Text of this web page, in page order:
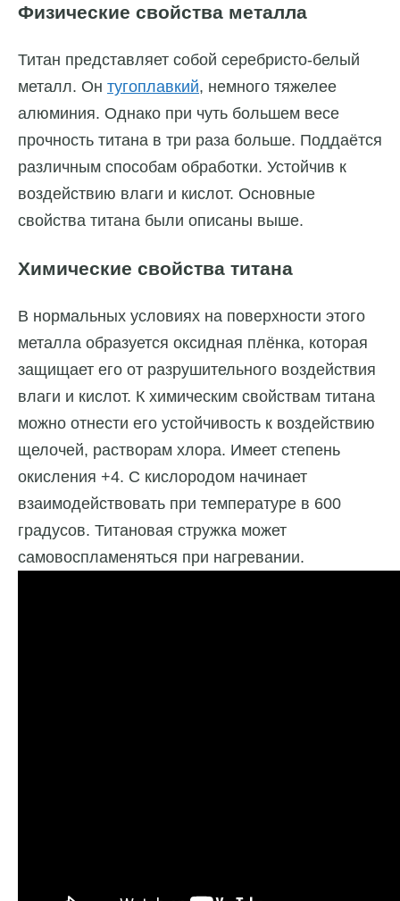
Физические свойства металла
Титан представляет собой серебристо-белый
металл. Он тугоплавкий, немного тяжелее
алюминия. Однако при чуть большем весе
прочность титана в три раза больше. Поддаётся
различным способам обработки. Устойчив к
воздействию влаги и кислот. Основные
свойства титана были описаны выше.
Химические свойства титана
В нормальных условиях на поверхности этого
металла образуется оксидная плёнка, которая
защищает его от разрушительного воздействия
влаги и кислот. К химическим свойствам титана
можно отнести его устойчивость к воздействию
щелочей, растворам хлора. Имеет степень
окисления +4. С кислородом начинает
взаимодействовать при температуре в 600
градусов. Титановая стружка может
самовоспламеняться при нагревании.